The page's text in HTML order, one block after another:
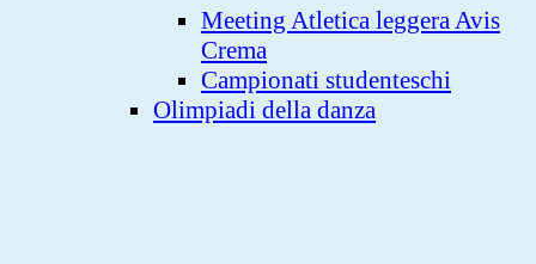
Meeting Atletica leggera Avis
Crema
Campionati studenteschi
Olimpiadi della danza